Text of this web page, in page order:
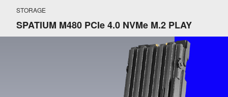
STORAGE
SPATIUM M480 PCIe 4.0 NVMe M.2 PLAY